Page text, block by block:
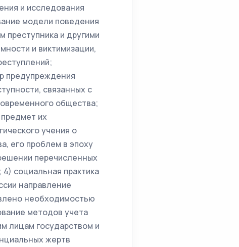
и исследования
модели поведения
преступника и другими
и виктимизации,
предупреждения
связанных с
общества;
их
учения о
его проблем в эпоху
перечисленных
социальная практика
направление
необходимостью
методов учета
лицам государством и
жертв